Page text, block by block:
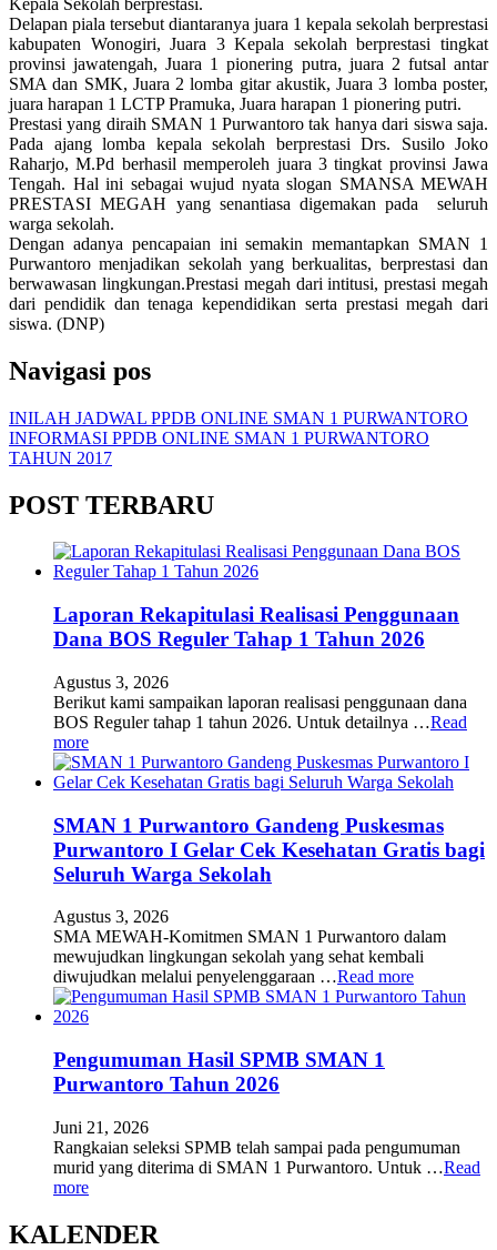
Delapan piala tersebut diantaranya juara 1 kepala sekolah berprestasi
kabupaten Wonogiri, Juara 3 Kepala sekolah berprestasi tingkat
provinsi jawatengah, Juara 1 pionering putra, juara 2 futsal antar
SMA dan SMK, Juara 2 lomba gitar akustik, Juara 3 lomba poster,
juara harapan 1 LCTP Pramuka, Juara harapan 1 pionering putri.
Prestasi yang diraih SMAN 1 Purwantoro tak hanya dari siswa saja.
Pada ajang lomba kepala sekolah berprestasi Drs. Susilo Joko
Raharjo, M.Pd berhasil memperoleh juara 3 tingkat provinsi Jawa
Tengah. Hal ini sebagai wujud nyata slogan SMANSA MEWAH
PRESTASI MEGAH yang senantiasa digemakan pada seluruh
warga sekolah.
Dengan adanya pencapaian ini semakin memantapkan SMAN 1
Purwantoro menjadikan sekolah yang berkualitas, berprestasi dan
berwawasan lingkungan.Prestasi megah dari intitusi, prestasi megah
dari pendidik dan tenaga kependidikan serta prestasi megah dari
siswa. (DNP)
Navigasi pos
INILAH JADWAL PPDB ONLINE SMAN 1 PURWANTORO
INFORMASI PPDB ONLINE SMAN 1 PURWANTORO
TAHUN 2017
POST TERBARU
Laporan Rekapitulasi Realisasi Penggunaan
Dana BOS Reguler Tahap 1 Tahun 2026
Agustus 3, 2026
Berikut kami sampaikan laporan realisasi penggunaan dana
BOS Reguler tahap 1 tahun 2026. Untuk detailnya …Read
more
SMAN 1 Purwantoro Gandeng Puskesmas
Purwantoro I Gelar Cek Kesehatan Gratis bagi
Seluruh Warga Sekolah
Agustus 3, 2026
SMA MEWAH-Komitmen SMAN 1 Purwantoro dalam
mewujudkan lingkungan sekolah yang sehat kembali
diwujudkan melalui penyelenggaraan …Read more
Pengumuman Hasil SPMB SMAN 1
Purwantoro Tahun 2026
Juni 21, 2026
Rangkaian seleksi SPMB telah sampai pada pengumuman
murid yang diterima di SMAN 1 Purwantoro. Untuk …Read
more
KALENDER